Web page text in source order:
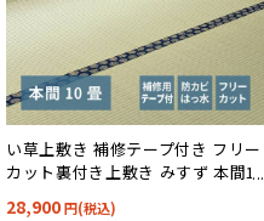
い草上敷き 補修テープ付き フリー
カット裏付き上敷き みすず 本間10
28,900円(税込)